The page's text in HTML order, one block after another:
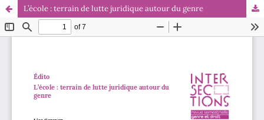
L’école : terrain de lutte juridique autour du genre